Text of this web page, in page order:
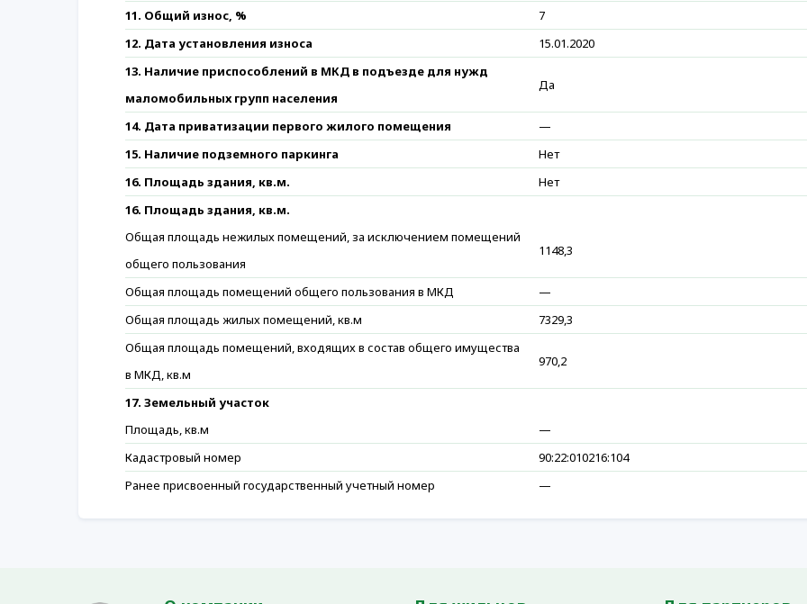
11. Общий износ, %
7
12. Дата установления износа
15.01.2020
13. Наличие приспособлений в МКД в подъезде для нужд
маломобильных групп населения
Да
14. Дата приватизации первого жилого помещения
—
15. Наличие подземного паркинга
Нет
16. Площадь здания, кв.м.
Нет
16. Площадь здания, кв.м.
Общая площадь нежилых помещений, за исключением помещений
общего пользования
1148,3
Общая площадь помещений общего пользования в МКД
—
Общая площадь жилых помещений, кв.м
7329,3
Общая площадь помещений, входящих в состав общего имущества
в МКД, кв.м
970,2
17. Земельный участок
Площадь, кв.м
—
Кадастровый номер
90:22:010216:104
Ранее присвоенный государственный учетный номер
—